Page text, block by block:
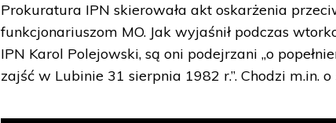
Prokuratura IPN skierowała akt oskarżenia
funkcjonariuszom MO. Jak wyjaśnił podczas
IPN Karol Polejowski, są oni podejrzani „o
zajść w Lubinie 31 sierpnia 1982 r.”. Chodzi m.in.